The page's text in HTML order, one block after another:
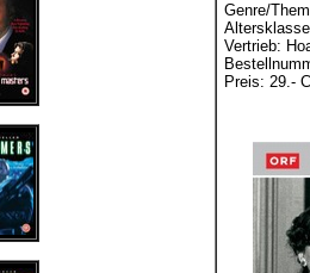
Genre/
Vertrieb:
Preis: 29.-